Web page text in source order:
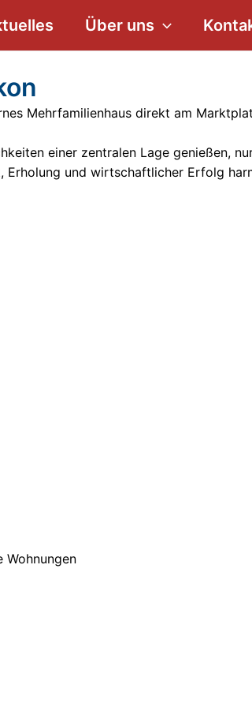
Über uns
Mehrfamilienhaus direkt am
einer zentralen Lage genießen,
und wirtschaftlicher Erfolg
Wohnungen